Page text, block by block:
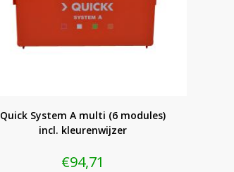
Quick System A multi (6 modules)
incl. kleurenwijzer
€94,71